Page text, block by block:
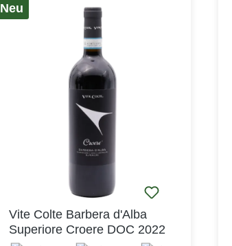
fruchtigen Aromen von Cranberry und
Erdbeere. Am Gaumen zeigt sich der
Wein trocken und entfaltet eine
ausgewogene Säure, die ihn lebendig
macht. Der Körper ist gut strukturiert
und bietet dabei Noten von Lakritz
und Brombeere. Diese Kombination
aus Fruchtigkeit und Tiefe macht den
Wein zu einem idealen Begleiter für
viele Gelegenheiten – sei es zu feinen
Speisen oder einfach zum Genießen
bei einem geselligen Abend.
Neu
Vite Colte Barbera d'Alba
Superiore Croere DOC 2022